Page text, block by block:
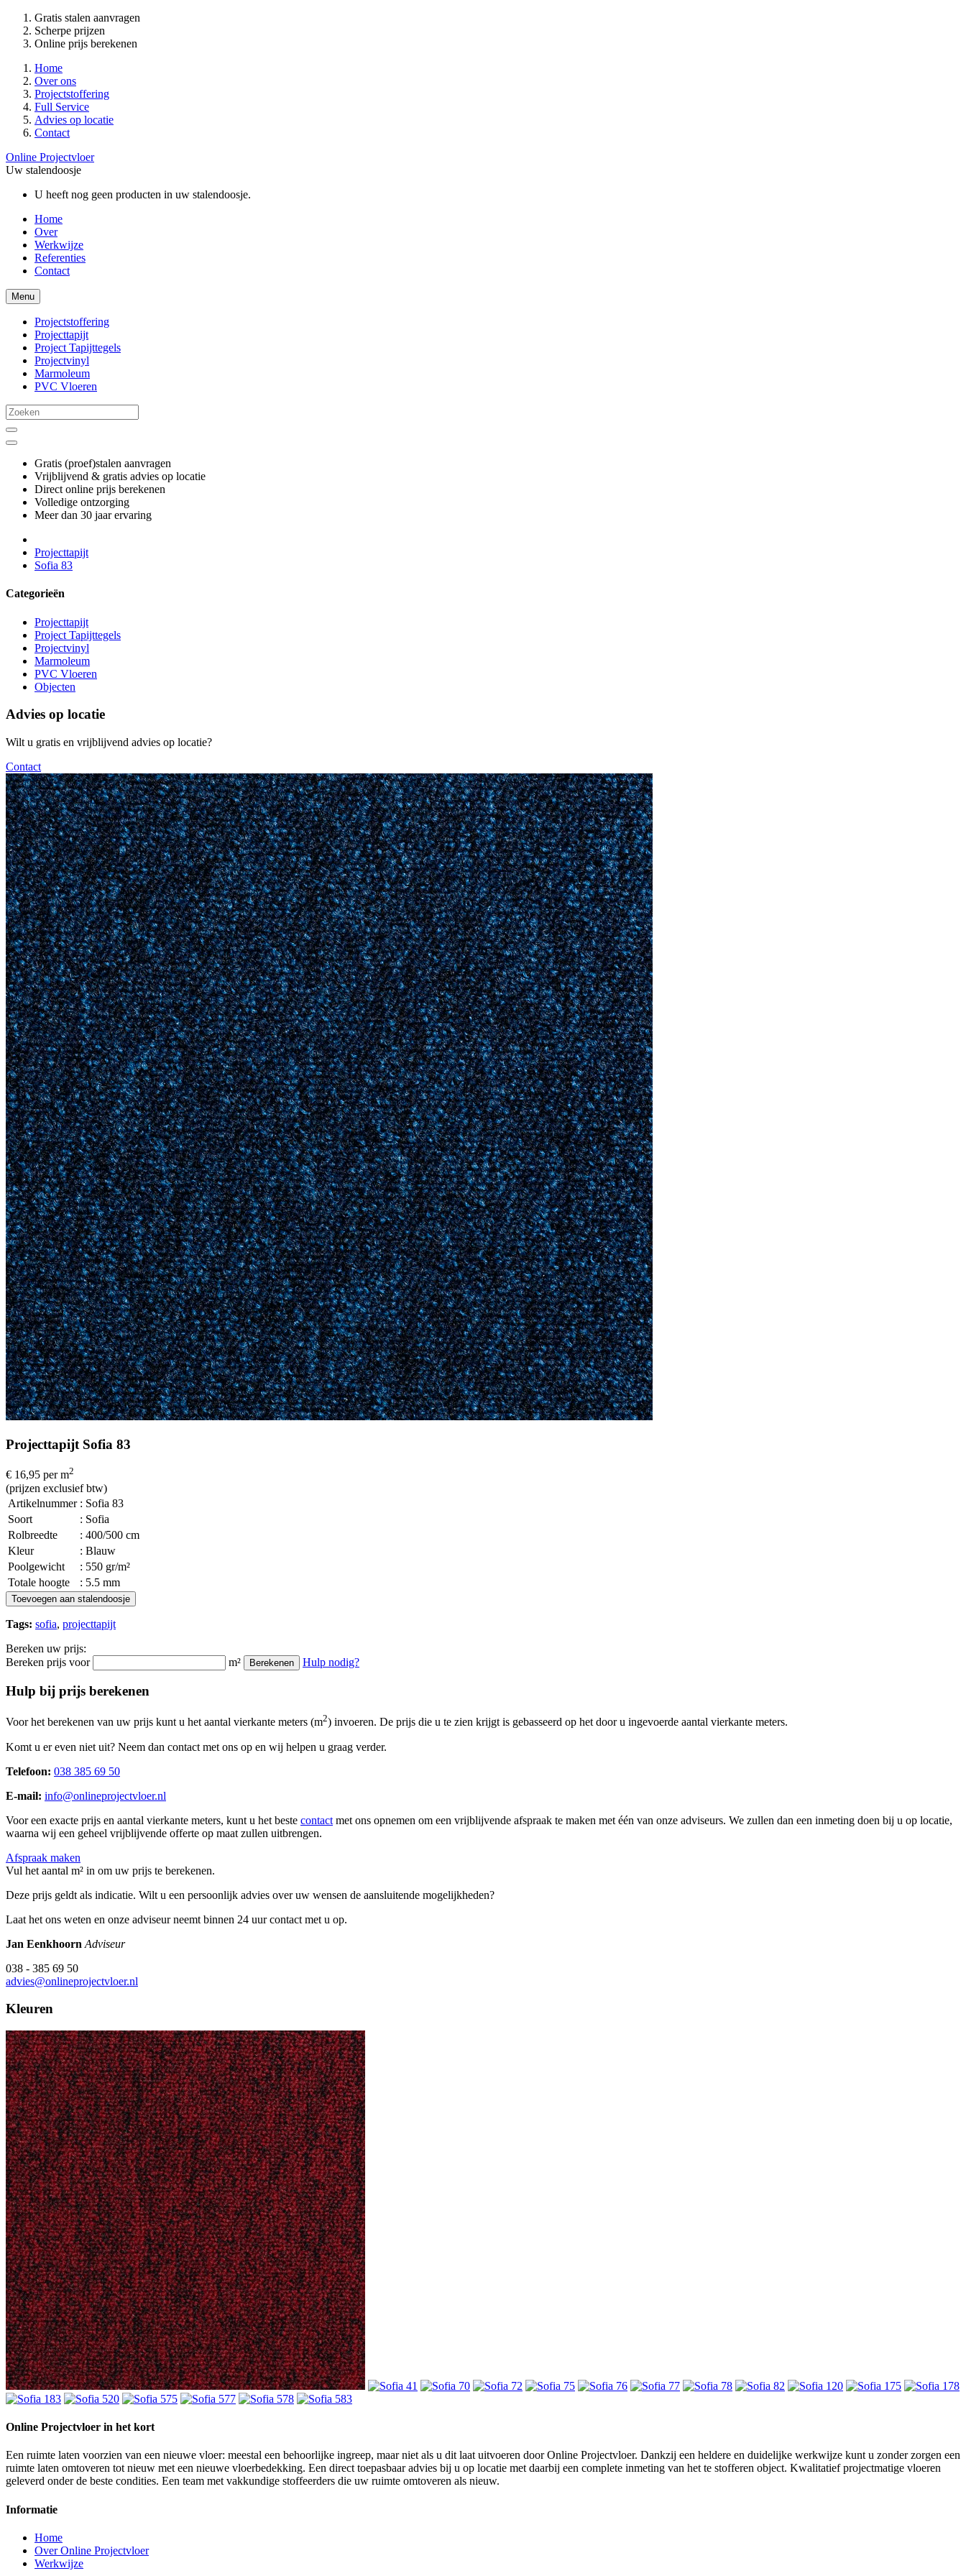
Gratis stalen aanvragen
Scherpe prijzen
Online prijs berekenen
Home
Over ons
Projectstoffering
Full Service
Advies op locatie
Contact
Online Projectvloer
Uw stalendoosje
U heeft nog geen producten in uw stalendoosje.
Home
Over
Werkwijze
Referenties
Contact
Menu
Projectstoffering
Projecttapijt
Project Tapijttegels
Projectvinyl
Marmoleum
PVC Vloeren
Gratis (proef)stalen aanvragen
Vrijblijvend & gratis advies op locatie
Direct online prijs berekenen
Volledige ontzorging
Meer dan 30 jaar ervaring
Projecttapijt
Sofia 83
Categorieën
Projecttapijt
Project Tapijttegels
Projectvinyl
Marmoleum
PVC Vloeren
Objecten
Advies op locatie
Wilt u gratis en vrijblijvend advies op locatie?
Contact
Projecttapijt Sofia 83
€ 16,95 per m2
(prijzen exclusief btw)
Artikelnummer : Sofia 83
Soort
: Sofia
Rolbreedte
: 400/500 cm
Kleur
: Blauw
Poolgewicht
: 550 gr/m²
Totale hoogte
: 5.5 mm
Toevoegen aan stalendoosje
Tags: sofia, projecttapijt
Bereken uw prijs:
Bereken prijs voor
m² Berekenen Hulp nodig?
Hulp bij prijs berekenen
Voor het berekenen van uw prijs kunt u het aantal vierkante meters (m2) invoeren. De prijs die u te zien krijgt is gebasseerd op het door u ingevoerde aantal vierkante meters.
Komt u er even niet uit? Neem dan contact met ons op en wij helpen u graag verder.
Telefoon: 038 385 69 50
E-mail: info@onlineprojectvloer.nl
Voor een exacte prijs en aantal vierkante meters, kunt u het beste contact met ons opnemen om een vrijblijvende afspraak te maken met één van onze adviseurs. We zullen dan een inmeting doen bij u op locatie,
waarna wij een geheel vrijblijvende offerte op maat zullen uitbrengen.
Afspraak maken
Vul het aantal m² in om uw prijs te berekenen.
Deze prijs geldt als indicatie. Wilt u een persoonlijk advies over uw wensen de aansluitende mogelijkheden?
Laat het ons weten en onze adviseur neemt binnen 24 uur contact met u op.
Jan Eenkhoorn Adviseur
038 - 385 69 50
advies@onlineprojectvloer.nl
Kleuren
Online Projectvloer in het kort
Een ruimte laten voorzien van een nieuwe vloer: meestal een behoorlijke ingreep, maar niet als u dit laat uitvoeren door Online Projectvloer. Dankzij een heldere en duidelijke werkwijze kunt u zonder zorgen een
ruimte laten omtoveren tot nieuw met een nieuwe vloerbedekking. Een direct toepasbaar advies bij u op locatie met daarbij een complete inmeting van het te stofferen object. Kwalitatief projectmatige vloeren
geleverd onder de beste condities. Een team met vakkundige stoffeerders die uw ruimte omtoveren als nieuw.
Informatie
Home
Over Online Projectvloer
Werkwijze